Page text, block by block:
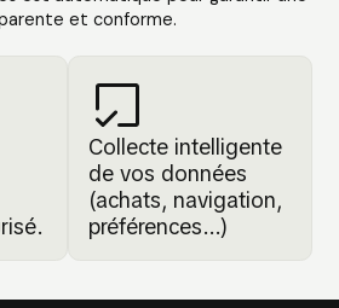
et conforme.
Collecte intelligente
de vos données
(achats, navigation,
préférences...)